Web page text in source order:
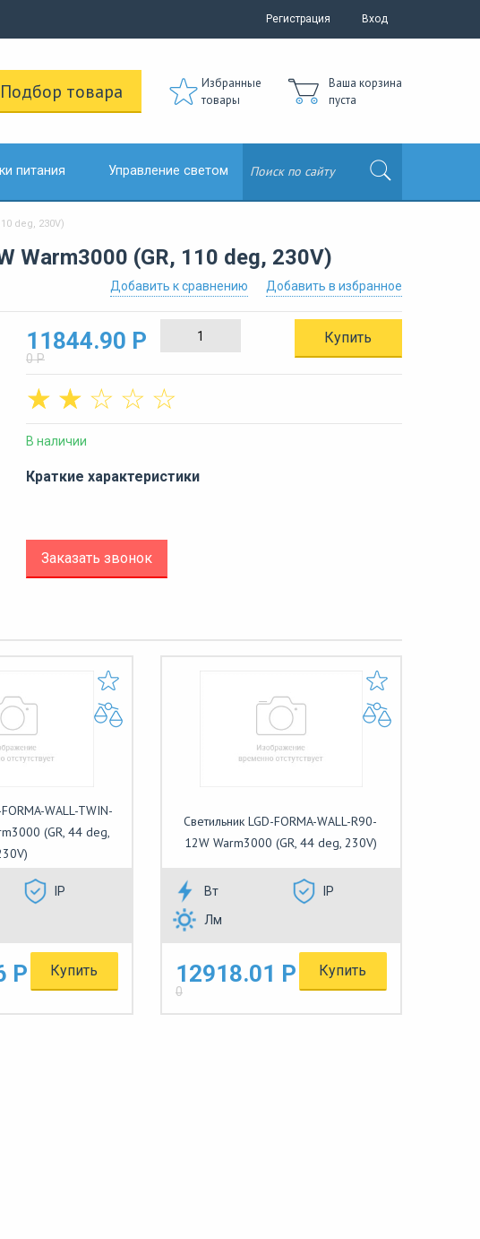
Регистрация Вход
Подбор товара
Избранные
товары
Ваша корзина
пуста
питания Управление светом
deg, 230V)
Warm3000 (GR, 110 deg, 230V)
Добавить в избранное
Добавить к сравнению
11844.90 Р
0 Р
Купить
☆
☆
☆
☆
☆
В наличии
Краткие характеристики
Заказать звонок
WALL-TWIN-
(GR, 44 deg,
IP
Р Купить
Светильник LGD-FORMA-WALL-R90-
12W Warm3000 (GR, 44 deg, 230V)
Вт
IP
Лм
12918.01 Р
0
Купить